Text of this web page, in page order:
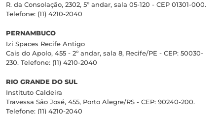
R. da Consolação, 2302, 5º andar, sala 05-120 - CEP 01301-000.
Telefone: (11) 4210-2040
PERNAMBUCO
Izi Spaces Recife Antigo
Cais do Apolo, 455 - 2º andar, sala 8, Recife/PE - CEP: 50030-
230. Telefone: (11) 4210-2040
RIO GRANDE DO SUL
Instituto Caldeira
Travessa São José, 455, Porto Alegre/RS - CEP: 90240-200.
Telefone: (11) 4210-2040